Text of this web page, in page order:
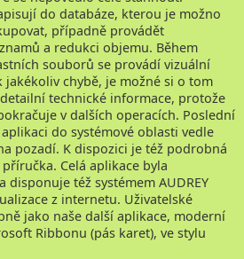
do databáze, kterou je možno
případně provádět
a redukci objemu. Během
souborů se provádí vizuální
chybě, je možné si o tom
technické informace, protože
v dalších operacích. Poslední
do systémové oblasti vedle
pozadí. K dispozici je též podrobná
Celá aplikace byla
disponuje též systémem AUDREY
z internetu. Uživatelské
jako naše další aplikace, moderní
Ribbonu (pás karet), ve stylu